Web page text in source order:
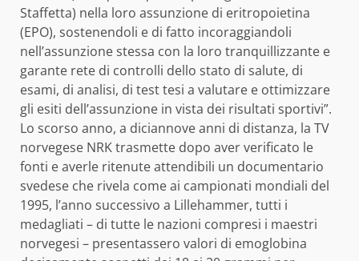
Staffetta) nella loro assunzione di eritropoietina
(EPO), sostenendoli e di fatto incoraggiandoli
nell’assunzione stessa con la loro tranquillizzante e
garante rete di controlli dello stato di salute, di
esami, di analisi, di test tesi a valutare e ottimizzare
gli esiti dell’assunzione in vista dei risultati sportivi”.
Lo scorso anno, a diciannove anni di distanza, la TV
norvegese NRK trasmette dopo aver verificato le
fonti e averle ritenute attendibili un documentario
svedese che rivela come ai campionati mondiali del
1995, l’anno successivo a Lillehammer, tutti i
medagliati – di tutte le nazioni compresi i maestri
norvegesi – presentassero valori di emoglobina